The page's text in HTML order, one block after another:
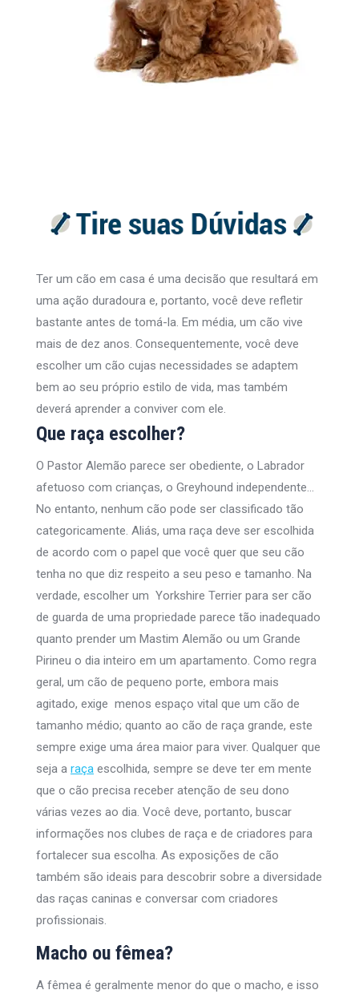
Ter um cão em casa é uma decisão que resultará em
uma ação duradoura e, portanto, você deve refletir
bastante antes de tomá-la. Em média, um cão vive
mais de dez anos. Consequentemente, você deve
escolher um cão cujas necessidades se adaptem
bem ao seu próprio estilo de vida, mas também
deverá aprender a conviver com ele.
Que raça escolher?
O Pastor Alemão parece ser obediente, o Labrador
afetuoso com crianças, o Greyhound independente…
No entanto, nenhum cão pode ser classificado tão
categoricamente. Aliás, uma raça deve ser escolhida
de acordo com o papel que você quer que seu cão
tenha no que diz respeito a seu peso e tamanho. Na
verdade, escolher um Yorkshire Terrier para ser cão
de guarda de uma propriedade parece tão inadequado
quanto prender um Mastim Alemão ou um Grande
Pirineu o dia inteiro em um apartamento. Como regra
geral, um cão de pequeno porte, embora mais
agitado, exige menos espaço vital que um cão de
tamanho médio; quanto ao cão de raça grande, este
sempre exige uma área maior para viver. Qualquer que
seja a raça escolhida, sempre se deve ter em mente
que o cão precisa receber atenção de seu dono
várias vezes ao dia. Você deve, portanto, buscar
informações nos clubes de raça e de criadores para
fortalecer sua escolha. As exposições de cão
também são ideais para descobrir sobre a diversidade
das raças caninas e conversar com criadores
profissionais.
Macho ou fêmea?
A fêmea é geralmente menor do que o macho, e isso